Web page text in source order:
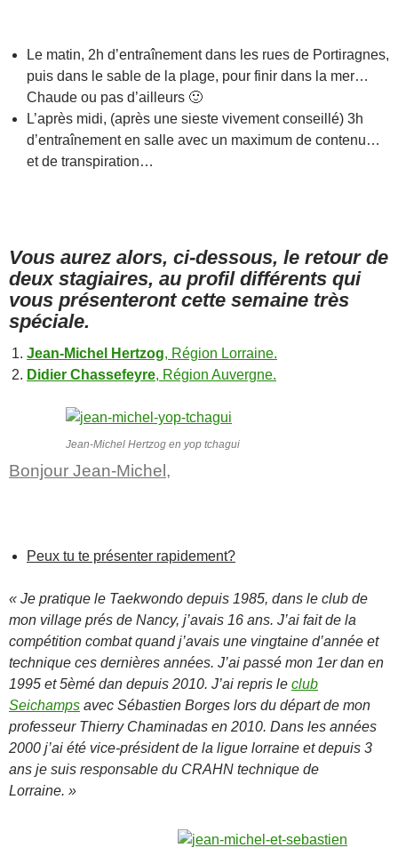
Le matin, 2h d’entraînement dans les rues de Portiragnes,
puis dans le sable de la plage, pour finir dans la mer…
Chaude ou pas d’ailleurs 🙂
L’après midi, (après une sieste vivement conseillé) 3h
d’entraînement en salle avec un maximum de contenu…
et de transpiration…
Vous aurez alors, ci-dessous, le retour de
deux stagiaires, au profil différents qui
vous présenteront cette semaine très
spéciale.
Jean-Michel Hertzog, Région Lorraine.
Didier Chassefeyre, Région Auvergne.
Jean-Michel Hertzog en yop tchagui
Bonjour Jean-Michel,
Peux tu te présenter rapidement?
« Je pratique le Taekwondo depuis 1985, dans le club de
mon village prés de Nancy, j’avais 16 ans. J’ai fait de la
compétition combat quand j’avais une vingtaine d’année et
technique ces dernières années. J’ai passé mon 1er dan en
1995 et 5èmé dan depuis 2010. J’ai repris le club
Seichamps avec Sébastien Borges lors du départ de mon
professeur Thierry Chaminadas en 2010. Dans les années
2000 j’ai été vice-président de la ligue lorraine et depuis 3
ans je suis responsable du CRAHN technique de
Lorraine. »